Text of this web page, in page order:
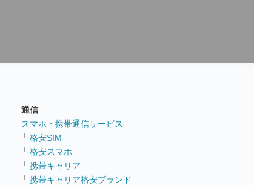
通信
スマホ・携帯通信サービス
└ 格安SIM
└ 格安スマホ
└ 携帯キャリア
└ 携帯キャリア格安ブランド